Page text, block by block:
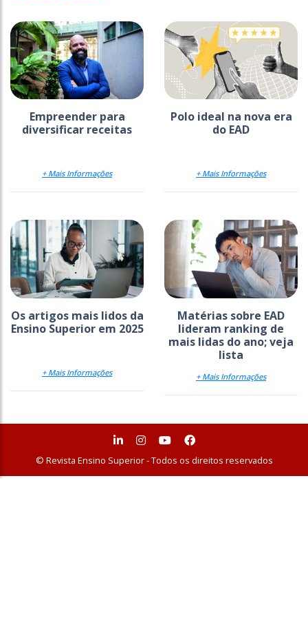
Empreender para
diversificar receitas
+ Mais Informações
Polo ideal na nova era
do EAD
+ Mais Informações
Os artigos mais lidos da
Ensino Superior em 2025
+ Mais Informações
Matérias sobre EAD
lideram ranking de
mais lidas do ano; veja
lista
+ Mais Informações
© Revista Ensino Superior - Todos os direitos reservados